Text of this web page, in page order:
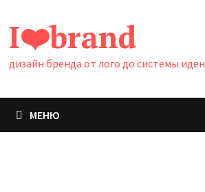
содержимому
I❤️brand
дизайн бренда от лого до системы
МЕНЮ